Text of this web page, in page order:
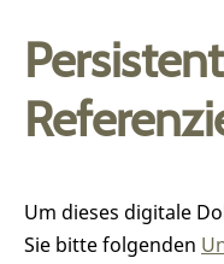
Um dieses digitale
Sie bitte folgenden